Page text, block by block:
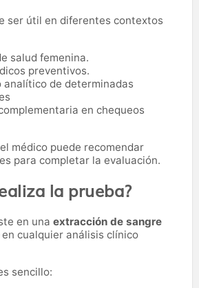
ser útil en diferentes contextos
salud femenina.
preventivos.
analítico de determinadas
en chequeos
médico puede recomendar
para completar la evaluación.
la prueba?
en una extracción de sangre
en cualquier análisis clínico
sencillo: